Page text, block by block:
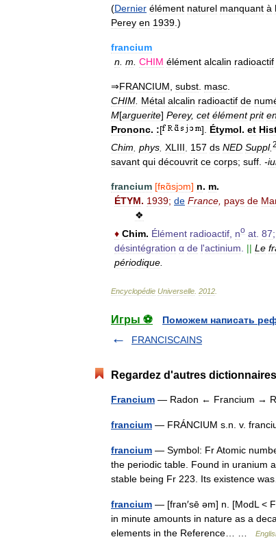
(Dernier élément naturel manquant à
Perey en 1939 .)
francium
n m CHIM élément alcalin radioactif
⇒FRANCIUM subst masc
CHIM Métal alcalin radioactif de
M[arguerite] Perey, cet élément prit
Prononc. :[ ]. Étymol. et
Chim phys XLIII 157 ds NED Suppl. 2
savant qui découvrit ce corps; suff. -
francium [fʀɑ̃sjɔm] n. m.
ÉTYM. 1939; de France, pays de
❖
♦ Chim. Élément radioactif no at 87;
désintégration α de l'actinium || Le
périodique
Encyclopédie Universelle 2012
Игры ⚽
Поможем написать
FRANCISCAINS
Regardez d'autres
Francium — Radon ← Francium →
francium — FRÁNCIUM s.n. v.
francium — Symbol: Fr Atomic
the periodic table. Found in uranium
stable being Fr 223. Its existence
francium — [fran′sē əm] n. [ModL <
in minute amounts in nature as a
elements in the Reference… …